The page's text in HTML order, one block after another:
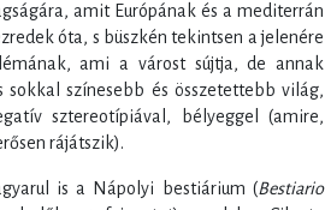
amit Európának és a mediterrán
óta, s büszkén tekintsen a jelenére
ami a várost sújtja, de annak
színesebb és összetettebb világ,
sztereotípiával, bélyeggel (amire,
rájátszik).
is a Nápolyi bestiárium (Bestiario